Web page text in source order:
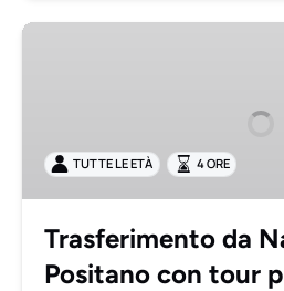
Trasferimento
con
tour
Pompei
TUTTE LE ETÀ 4 ORE
Trasferimento da
Positano con tour